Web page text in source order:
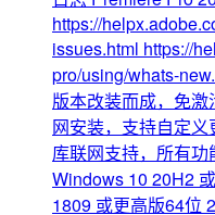
https://
issues.html https://
pro/using/whats-
版本改装而成，免
网安装，支持自定
库联网支持，所有
Windows 10 20H2
1809 或更高版64位